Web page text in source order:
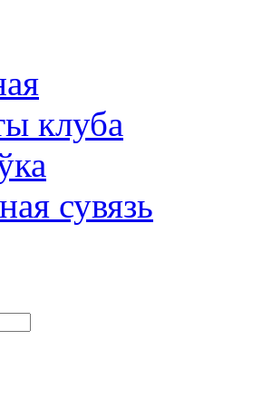
клуба
сувязь